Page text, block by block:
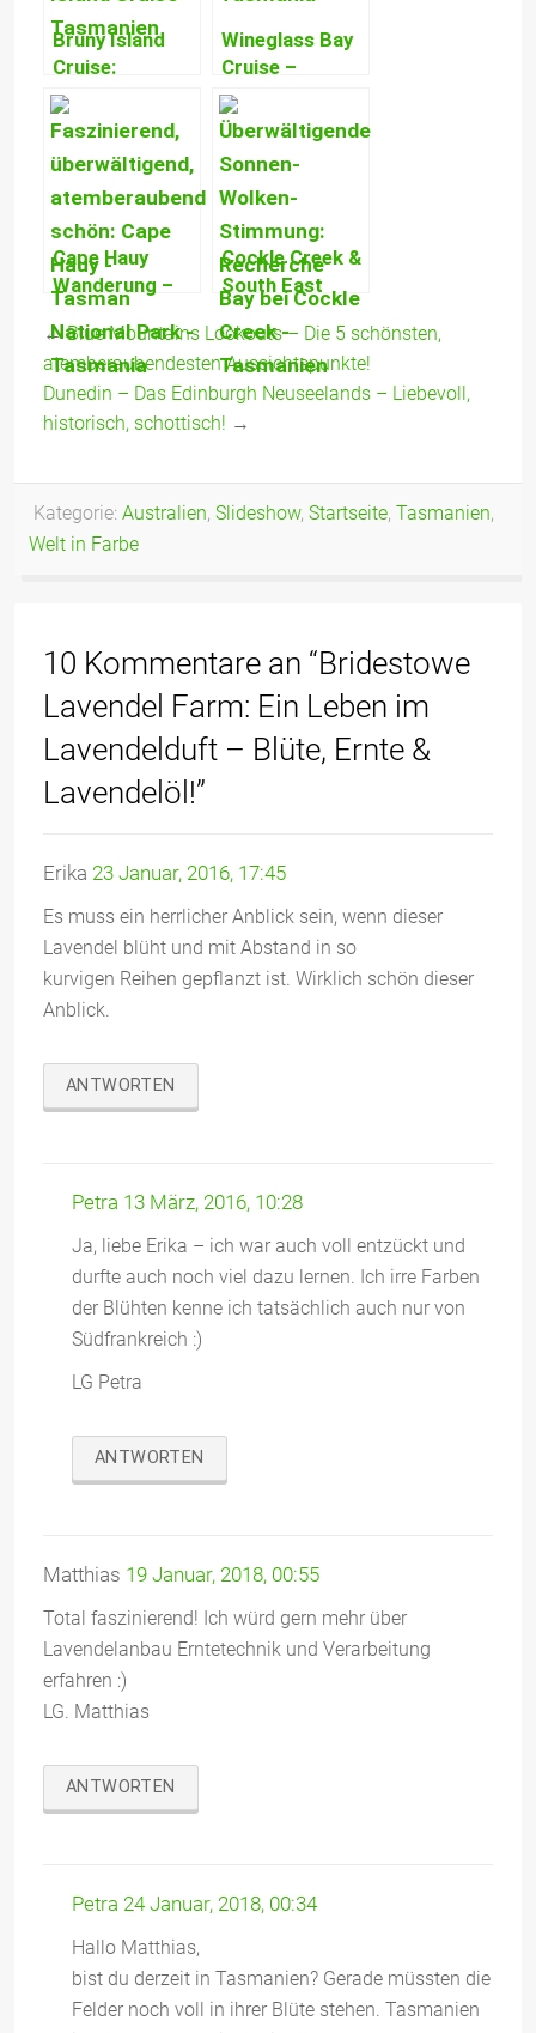
Bruny Island
Cruise:
Speedboot-
Abenteuer,
spektakuläre
Klippen &
beeindruckende
Tierwelt!
Wineglass Bay
Cruise –
Pittoreske
Freycinet
& leuchtend
türkise
Wineglass Bay!
Cape Hauy
Wanderung –
Tasman
National Park
von seiner
spektakulärsten
Seite
Cockle Creek &
South East
Cape – Ein
Paradies & das
südlichste
Ende
Australiens!
←Blue Mountains Lookouts – Die 5 schönsten,
atemberaubendesten Aussichtspunkte!
Dunedin – Das Edinburgh Neuseelands – Liebevoll,
historisch, schottisch! →
Kategorie: Australien, Slideshow, Startseite, Tasmanien,
Welt in Farbe
10 Kommentare an “Bridestowe
Lavendel Farm: Ein Leben im
Lavendelduft – Blüte, Ernte &
Lavendelöl!”
Erika 23 Januar, 2016, 17:45
Es muss ein herrlicher Anblick sein, wenn dieser
Lavendel blüht und mit Abstand in so
kurvigen Reihen gepflanzt ist. Wirklich schön dieser
Anblick.
ANTWORTEN
Petra 13 März, 2016, 10:28
Ja, liebe Erika – ich war auch voll entzückt und
durfte auch noch viel dazu lernen. Ich irre Farben
der Blühten kenne ich tatsächlich auch nur von
Südfrankreich :)
LG Petra
ANTWORTEN
Matthias 19 Januar, 2018, 00:55
Total faszinierend! Ich würd gern mehr über
Lavendelanbau Erntetechnik und Verarbeitung
erfahren :)
LG. Matthias
ANTWORTEN
Petra 24 Januar, 2018, 00:34
Hallo Matthias,
bist du derzeit in Tasmanien? Gerade müssten die
Felder noch voll in ihrer Blüte stehen. Tasmanien